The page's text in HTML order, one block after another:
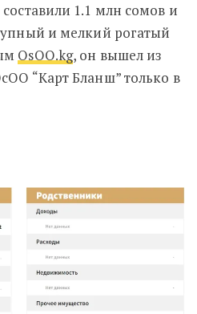
1.1 млн сомов и
и мелкий рогатый
OsOO.kg, он вышел из
“Карт Бланш”только в